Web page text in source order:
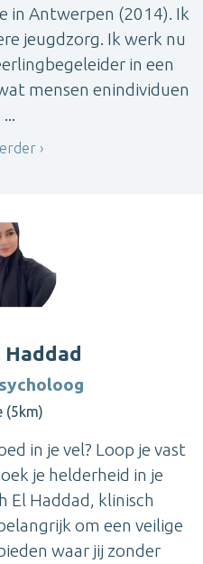
in Antwerpen (2014). Ik
jeugdzorg. Ik werk nu
in een
mensen enindividuen
Haddad
(5km)
in je vel? Loop je vast
je helderheid in je
El Haddad, klinisch
om een veilige
waar jij zonder